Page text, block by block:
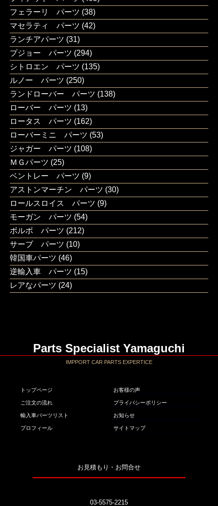
フェラーリ パーツ (38)
マセラティ パーツ (42)
ランチアパーツ (31)
プジョー パーツ (294)
シトロエン パーツ (135)
ルノー パーツ (250)
ランドローバー パーツ (138)
ローバー パーツ (13)
ロータス パーツ (162)
ローバーミニ パーツ (53)
ジャガー パーツ (108)
ＭＧパーツ (25)
ベントレー パーツ (9)
アストンマーチン パーツ (30)
ロールスロイス パーツ (9)
モーガン パーツ (54)
ボルボ パーツ (212)
サーブ パーツ (10)
韓国車パーツ (46)
逆輸入車 パーツ (15)
レアなパーツ (24)
Parts Specialist Yamaguchi
IMPPORT CAR PARTS EXPERTICE
トップページ
ご注文の流れ
輸入車パーツリスト
プロフィール
お客様の声
プライバシーポリシー
お知らせ
サイトマップ
お見積もり・お問合せ
03-5575-2215